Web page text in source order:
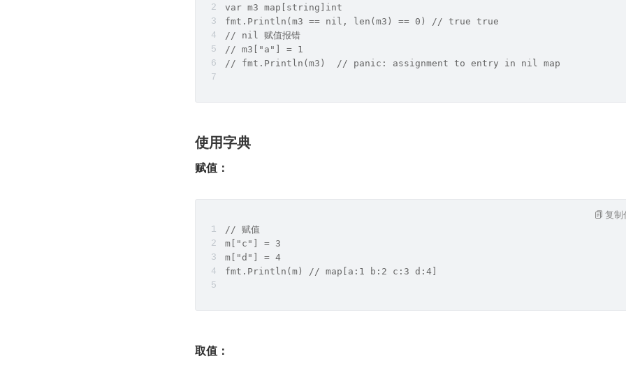
var m3 map[string]int
fmt.Println(m3 == nil, len(m3) == 0) // true true
// nil 赋值报错
// m3["a"] = 1
// fmt.Println(m3)  // panic: assignment to entry in nil map
使用字典
赋值：
// 赋值
m["c"] = 3
m["d"] = 4
fmt.Println(m) // map[a:1 b:2 c:3 d:4]
复制
取值：